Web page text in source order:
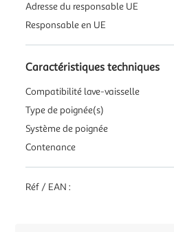
Adresse du responsable UE
Responsable en UE
Caractéristiques techniques
Compatibilité lave-vaisselle
Type de poignée(s)
Système de poignée
Contenance
Réf / EAN :